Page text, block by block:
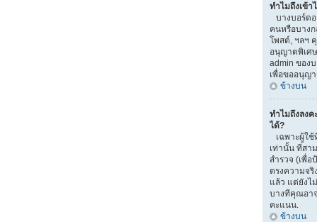
ทำไมถึงเข้า
บางบอร์ด
คนหรือบางก
โพสต์, ฯลฯ
อนุญาตพิเศ
admin ของ
เพื่อขออนุญ
ข้างบน
ทำไมถึงลง
ได้?
เฉพาะผู้ใ
เท่านั้น ที่สา
สำรวจ (เพื่
ตรงความจ
แล้ว แต่ยังไ
บางทีคุณอา
คะแนน.
ข้างบน